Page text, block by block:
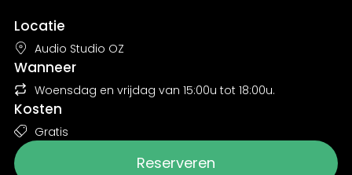
Locatie
Audio Studio OZ
Wanneer
Woensdag en vrijdag van 15:00u tot 18:00u.
Kosten
Gratis
Reserveren